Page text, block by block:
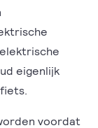
eigenlijk
voordat